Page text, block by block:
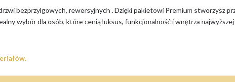
bezprzylgowych, rewersyjnych . Dzięki pakietowi Premium stworzysz
wybór dla osób, które cenią luksus, funkcjonalność i wnętrza najwyższej